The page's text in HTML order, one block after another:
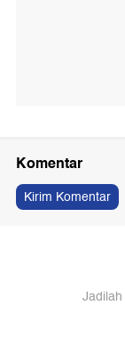
Komentar
Kirim Komentar